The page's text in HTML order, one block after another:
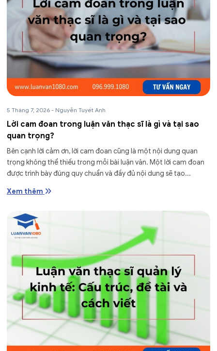
5 Tháng 7, 2026 - Nguyễn Tuyết Anh
Lời cam đoan trong luận văn thạc sĩ là gì và tại sao
quan trọng?
Bên cạnh lời cảm ơn, lời cam đoan cũng là một nội dung quan
trọng không thể thiếu trong mỗi bài luận văn. Một lời cam đoan
được trình bày đúng quy chuẩn và đầy đủ nội dung sẽ tạo...
Xem thêm